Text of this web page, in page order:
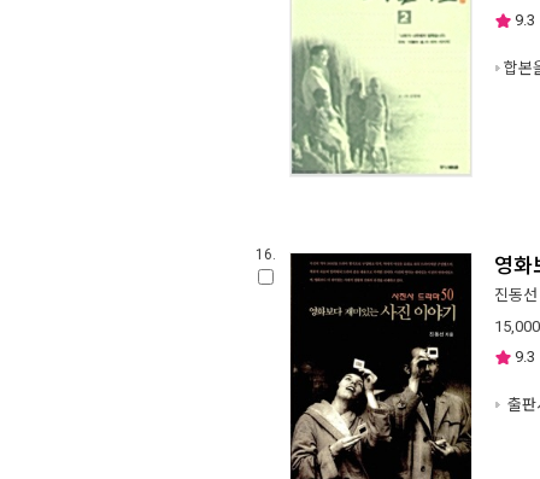
9.3
합본
16. 영화
진동선
15,000
9.3
출판